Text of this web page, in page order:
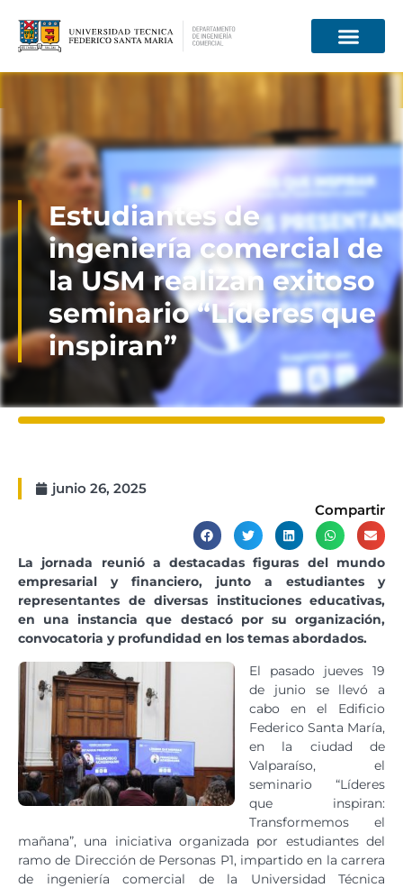
Estudiantes de
ingeniería comercial de
la USM realizan exitoso
seminario “Líderes que
inspiran”
junio 26, 2025
Compartir
La jornada reunió a destacadas figuras del mundo
empresarial y financiero, junto a estudiantes y
representantes de diversas instituciones educativas,
en una instancia que destacó por su organización,
convocatoria y profundidad en los temas abordados.
El pasado jueves 19
de junio se llevó a
cabo en el Edificio
Federico Santa María,
en la ciudad de
Valparaíso, el
seminario “Líderes
que inspiran:
Transformemos el
mañana”, una iniciativa organizada por estudiantes del
ramo de Dirección de Personas P1, impartido en la carrera
de ingeniería comercial de la Universidad Técnica